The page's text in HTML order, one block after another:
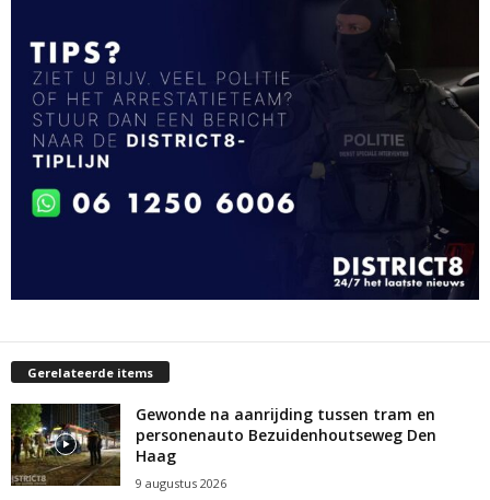
Gerelateerde items
Gewonde na aanrijding tussen tram en
personenauto Bezuidenhoutseweg Den
Haag
9 augustus 2026